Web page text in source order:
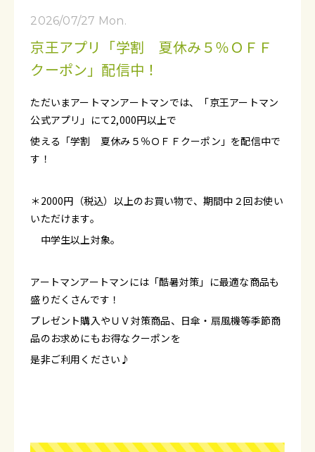
2026/07/27 Mon.
京王アプリ「学割 夏休み５％ＯＦＦ
クーポン」配信中！
ただいまアートマンアートマンでは、「京王アートマン
公式アプリ」にて2,000円以上で
使える「学割 夏休み５％ＯＦＦクーポン」を配信中で
す！
＊2000円（税込）以上のお買い物で、期間中２回お使い
いただけます。
中学生以上対象。
アートマンアートマンには「酷暑対策」に最適な商品も
盛りだくさんです！
プレゼント購入やＵＶ対策商品、日傘・扇風機等季節商
品のお求めにもお得なクーポンを
是非ご利用ください♪